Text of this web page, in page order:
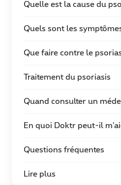
Quelle est la cause du
Quels sont les
Que faire contre le
Traitement du psoriasis
Quand consulter un
En quoi Doktr peut-il
Questions fréquentes
Lire plus